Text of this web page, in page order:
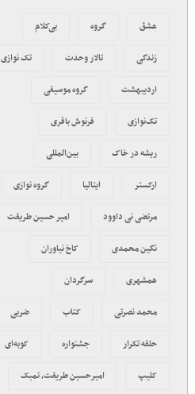
عشق گروه بی‌کلام
زندگی تالار وحدت تک نوازی
اردیبهشت گروه موسیقی
تک‌نوازی فرنوش باقری
ریشه در خاک بین‌المللی
ارکستر ایتالیا گروه نوازی
مرتضی نی داوود امیر حسین طریقت
نگین محمدی کاخ نیاوران
همشهری سرگردان
محمد نصرتی کتاب ضربی
حلقه تکرار جشنواره کوبه‌ای
کلیپ امیرحسین طریقت، تمبک